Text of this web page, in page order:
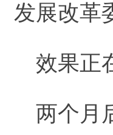
发展改革
效果正
两个月